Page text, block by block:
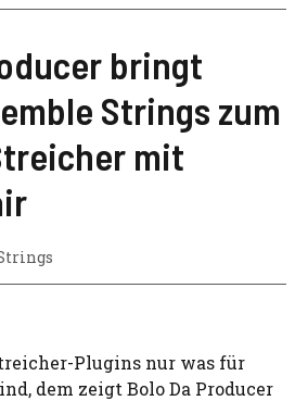
bringt
Strings zum
mit
Plugins nur was für
dem zeigt Bolo Da Producer